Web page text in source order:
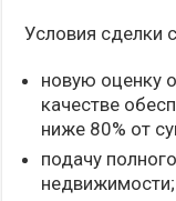
Условия сделки
новую оценку
качестве
ниже 80% от
подачу
недвижимости;